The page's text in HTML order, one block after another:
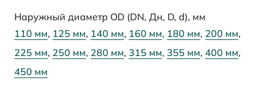
Наружный диаметр OD (DN, Дн, D, d), мм
110 мм, 125 мм, 140 мм, 160 мм, 180 мм, 200 мм,
225 мм, 250 мм, 280 мм, 315 мм, 355 мм, 400 мм,
450 мм